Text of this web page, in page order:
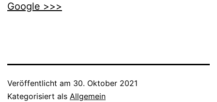
Google >>>
Veröffentlicht am 30. Oktober 2021
Kategorisiert als Allgemein